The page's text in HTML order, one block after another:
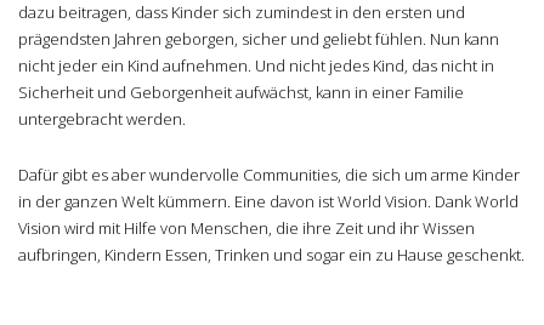
dazu beitragen, dass Kinder sich zumindest in den ersten und
prägendsten Jahren geborgen, sicher und geliebt fühlen. Nun kann
nicht jeder ein Kind aufnehmen. Und nicht jedes Kind, das nicht in
Sicherheit und Geborgenheit aufwächst, kann in einer Familie
untergebracht werden.
Dafür gibt es aber wundervolle Communities, die sich um arme Kinder
in der ganzen Welt kümmern. Eine davon ist World Vision. Dank World
Vision wird mit Hilfe von Menschen, die ihre Zeit und ihr Wissen
aufbringen, Kindern Essen, Trinken und sogar ein zu Hause geschenkt.